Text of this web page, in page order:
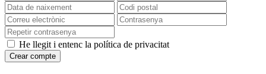
He llegit i entenc la política de privacitat
Crear compte